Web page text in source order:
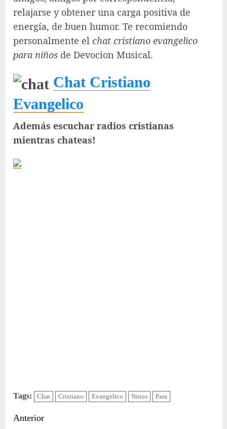
relajarse y obtener una carga positiva de
energía, de buen humor. Te recomiendo
personalmente el chat cristiano evangelico
para niños de Devocion Musical.
Chat Cristiano
Evangelico
Además escuchar radios cristianas
mientras chateas!
Tags: Chat Cristiano Evangelico Ninos Para
Sigue
Anterior